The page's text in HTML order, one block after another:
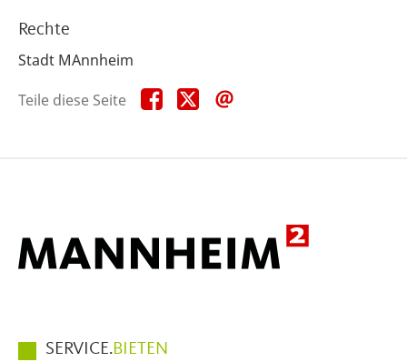
Rechte
Stadt MAnnheim
Teile diese Seite
Teile
diese
Teile
diese
Hauptmenüpunkte
SERVICE.BIETEN